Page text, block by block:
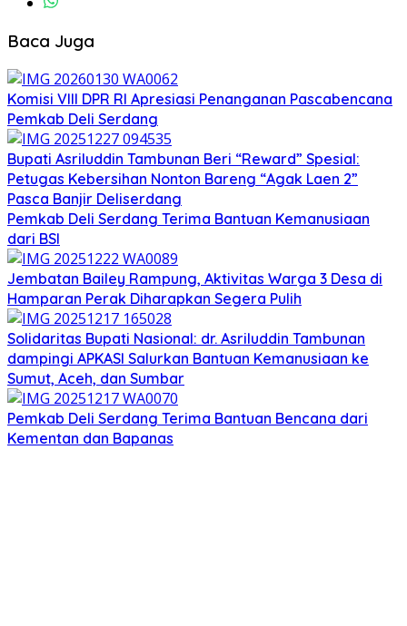
Baca Juga
Komisi VIII DPR RI Apresiasi Penanganan Pascabencana
Pemkab Deli Serdang
Bupati Asriluddin Tambunan Beri “Reward” Spesial:
Petugas Kebersihan Nonton Bareng “Agak Laen 2”
Pasca Banjir Deliserdang
Pemkab Deli Serdang Terima Bantuan Kemanusiaan
dari BSI
Jembatan Bailey Rampung, Aktivitas Warga 3 Desa di
Hamparan Perak Diharapkan Segera Pulih
Solidaritas Bupati Nasional: dr. Asriluddin Tambunan
dampingi APKASI Salurkan Bantuan Kemanusiaan ke
Sumut, Aceh, dan Sumbar
Pemkab Deli Serdang Terima Bantuan Bencana dari
Kementan dan Bapanas